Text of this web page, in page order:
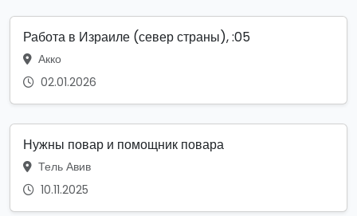
Работа в Израиле (север страны), :05
Акко
02.01.2026
Нужны повар и помощник повара
Тель Авив
10.11.2025